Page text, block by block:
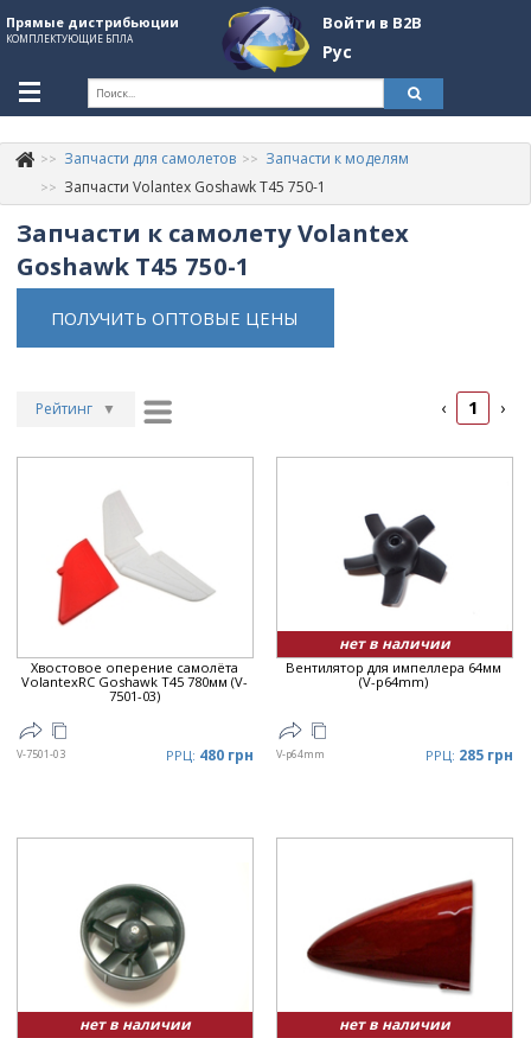
Прямые дистрибьюции
КОМПЛЕКТУЮЩИЕ БПЛА
Войти в B2B
Рус
+380507774092
Информация о компании
About Company
Обзоры
Бренды
Войти в B2B
Стать партнером
Запчасти для самолетов
Запчасти к моделям
Запчасти Volantex Goshawk T45 750-1
Запчасти к самолету Volantex
Goshawk T45 750-1
ПОЛУЧИТЬ ОПТОВЫЕ ЦЕНЫ
Рейтинг ▼
Цена ▲
Цена
‹ 1 ›
Хвостовое оперение самолёта
VolantexRC Goshawk T45 780мм (V-
7501-03)
V-7501-03 РРЦ: 480 грн
нет в наличии
Вентилятор для импеллера 64мм
(V-p64mm)
V-p64mm РРЦ: 285 грн
нет в наличии нет в наличии